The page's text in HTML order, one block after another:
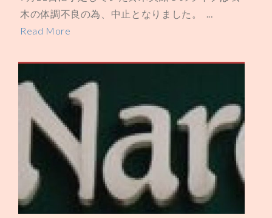
木の体調不良の為、中止となりました。 ...
Read More